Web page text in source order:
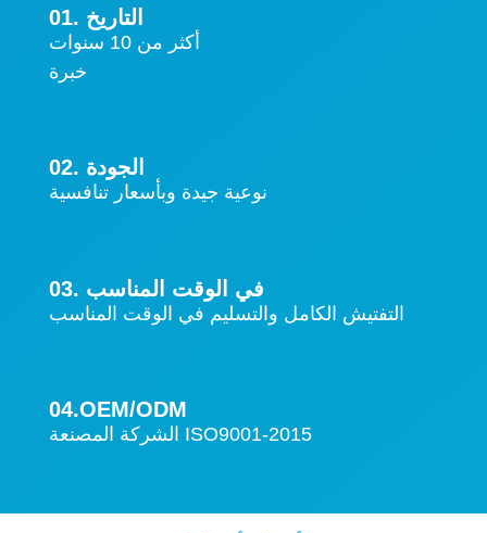
خبرة
نوعية جيدة وبأسعار تنافسية
التفتيش الكامل والتسليم في الوقت المناسب
04.OEM/ODM
الشركة المصنعة ISO9001-2015